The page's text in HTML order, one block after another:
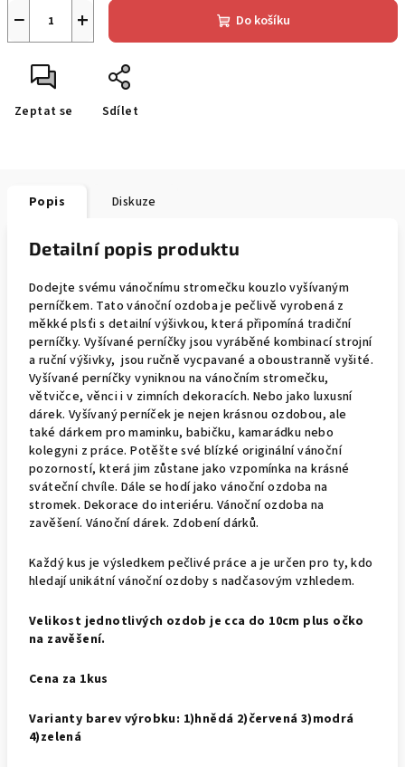
+
− Do košíku
Zeptat se Sdílet
Popis Diskuze
Detailní popis produktu
Dodejte svému vánočnímu stromečku kouzlo vyšívaným
perníčkem. Tato vánoční ozdoba je pečlivě vyrobená z
měkké plsťi s detailní výšivkou, která připomíná tradiční
perníčky. Vyšívané perníčky jsou vyráběné kombinací strojní
a ruční výšivky, jsou ručně vycpavané a oboustranně vyšité.
Vyšívané perníčky vyniknou na vánočním stromečku,
větvičce, věnci i v zimních dekoracích. Nebo jako luxusní
dárek. Vyšívaný perníček je nejen krásnou ozdobou, ale
také dárkem pro maminku, babičku, kamarádku nebo
kolegyni z práce. Potěšte své blízké originální vánoční
pozorností, která jim zůstane jako vzpomínka na krásné
sváteční chvíle. Dále se hodí jako vánoční ozdoba na
stromek. Dekorace do interiéru. Vánoční ozdoba na
zavěšení. Vánoční dárek. Zdobení dárků.
Každý kus je výsledkem pečlivé práce a je určen pro ty, kdo
hledají unikátní vánoční ozdoby s nadčasovým vzhledem.
Velikost jednotlivých ozdob je cca do 10cm plus očko
na zavěšení.
Cena za 1kus
Varianty barev výrobku: 1)hnědá 2)červená 3)modrá
4)zelená